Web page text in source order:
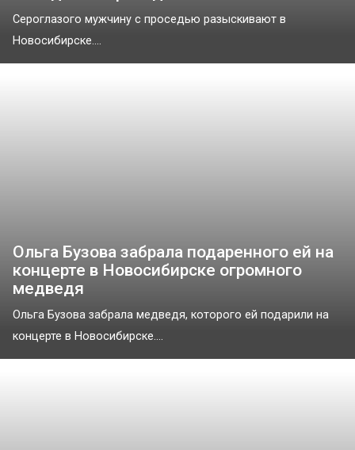
Сероглазого мужчину с проседью разыскивают в
Новосибирске....
Ольга Бузова забрала подаренного ей на
концерте в Новосибирске огромного
медведя
Ольга Бузова забрала медведя, которого ей подарили на
концерте в Новосибирске....